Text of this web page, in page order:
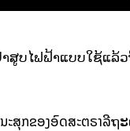
ສູບໄຟຟ້າແບບໃຊ້ແລ້
ະສຸກຂອງອົດສະຕຣາລີຖ